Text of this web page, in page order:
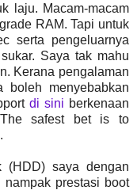
laju. Macam-macam
RAM. Tapi untuk
serta pengeluarnya
Saya tak mahu
Kerana pengalaman
boleh menyebabkan
di sini berkenaan
The safest bet is to
(HDD) saya dengan
prestasi boot